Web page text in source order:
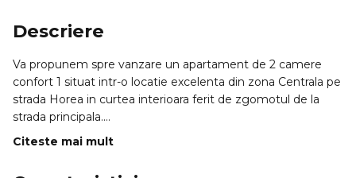
Descriere
Va propunem spre vanzare un apartament de 2 camere
confort 1 situat intr-o locatie excelenta din zona Centrala pe
strada Horea in curtea interioara ferit de zgomotul de la
strada principala.
Citeste mai mult